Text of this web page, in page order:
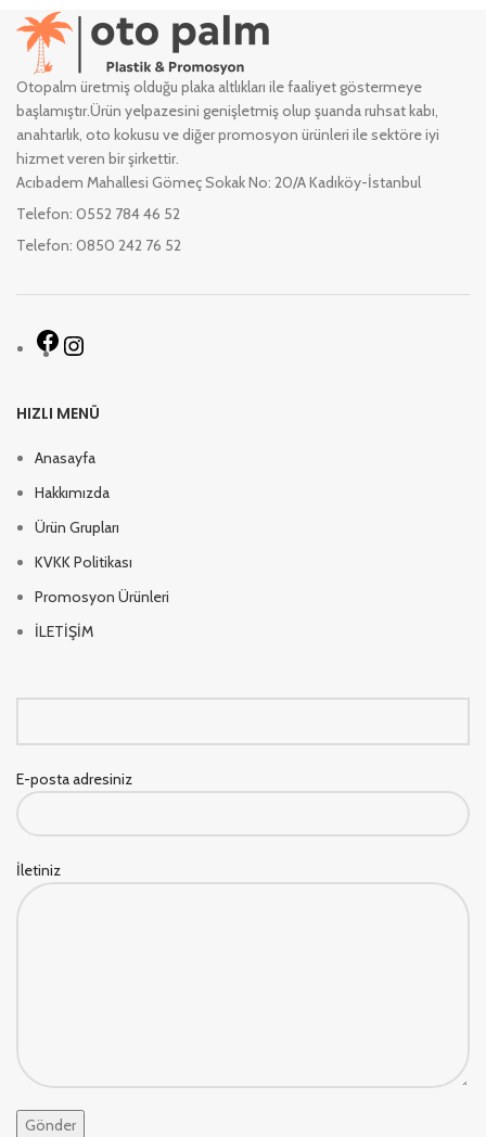
Otopalm üretmiş olduğu plaka altlıkları ile faaliyet göstermeye
başlamıştır.Ürün yelpazesini genişletmiş olup şuanda ruhsat kabı,
anahtarlık, oto kokusu ve diğer promosyon ürünleri ile sektöre iyi
hizmet veren bir şirkettir.
Acıbadem Mahallesi Gömeç Sokak No: 20/A Kadıköy-İstanbul
Telefon: 0552 784 46 52
Telefon: 0850 242 76 52
HIZLI MENÜ
Anasayfa
Hakkımızda
Ürün Grupları
KVKK Politikası
Promosyon Ürünleri
İLETİŞİM
E-posta adresiniz
İletiniz